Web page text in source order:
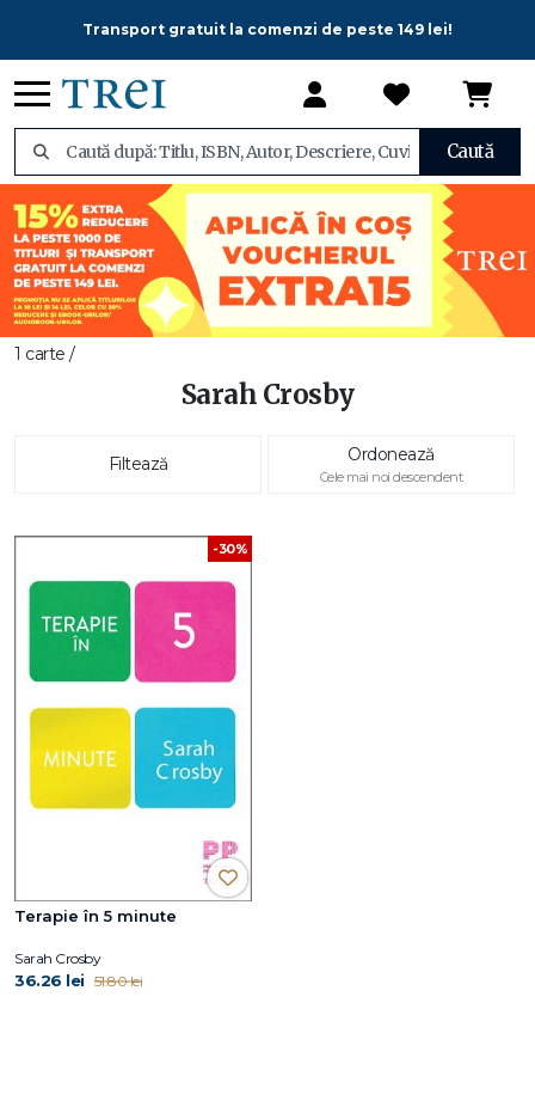
Transport gratuit la comenzi de peste 149 lei!
Caută
1 carte /
Sarah Crosby
Filtează Ordonează
Cele mai noi descendent
-30%
Terapie în 5 minute
Sarah Crosby
36.26 lei 51.80 lei